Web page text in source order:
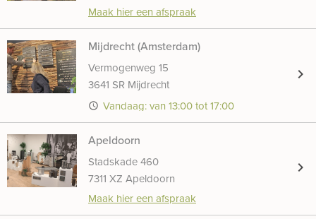
Maak hier een afspraak
Mijdrecht (Amsterdam)
Vermogenweg 15
3641 SR Mijdrecht
access_time Vandaag: van 13:00 tot 17:00
chevron_right
Apeldoorn
Stadskade 460
7311 XZ Apeldoorn
Maak hier een afspraak
chevron_right